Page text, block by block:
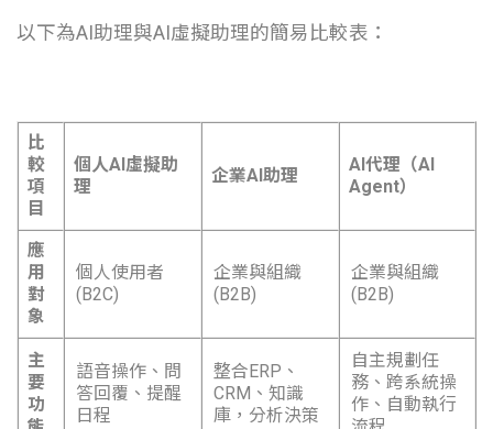
以下為AI助理與AI虛擬助理的簡易比較表：
比
較
項
目
個人AI虛擬助
理
企業AI助理
AI代理（AI
Agent）
應
用
對
象
個人使用者
(B2C)
企業與組織
(B2B)
企業與組織
(B2B)
主
要
功
語音操作、問
答回覆、提醒
日程
整合ERP、
CRM、知識
庫，分析決策
自主規劃任
務、跨系統操
作、自動執行